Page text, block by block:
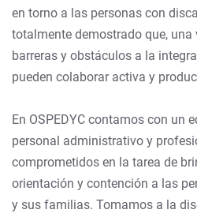
en torno a las personas con
totalmente demostrado que,
barreras y obstáculos a la
pueden colaborar activa y
En OSPEDYC contamos con un
personal administrativo y
comprometidos en la tarea de
orientación y contención a las
y sus familias. Tomamos a la